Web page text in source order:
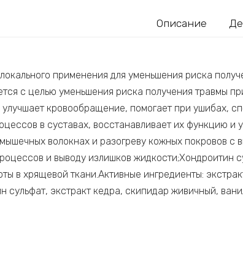
Описание
применения для уменьшения риска
с целью уменьшения риска получения травмы
улучшает кровообращение, помогает при ушибах,
в суставах, восстанавливает их функцию
волокнах и разогреву кожных покровов
и выводу излишков жидкости;Хондроитин
в хрящевой ткани.Активные ингредиенты:
сульфат, экстракт кедра, скипидар живичный,